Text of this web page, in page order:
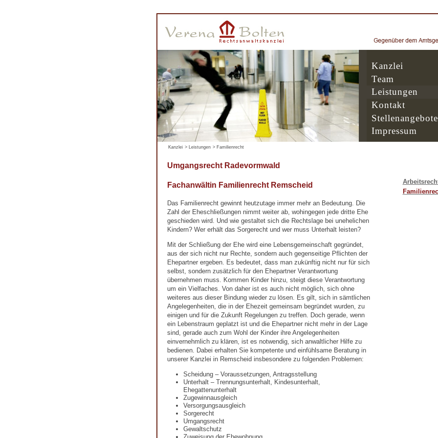
Kanzlei
Team
Leistungen
Kontakt
Stellenangebote
Impressum
Kanzlei > Leistungen > Familienrecht
Umgangsrecht Radevormwald
Fachanwältin Familienrecht Remscheid
Das Familienrecht gewinnt heutzutage immer mehr an Bedeutung. Die
Zahl der Eheschließungen nimmt weiter ab, wohingegen jede dritte Ehe
geschieden wird. Und wie gestaltet sich die Rechtslage bei unehelichen
Kindern? Wer erhält das Sorgerecht und wer muss Unterhalt leisten?
Mit der Schließung der Ehe wird eine Lebensgemeinschaft gegründet,
aus der sich nicht nur Rechte, sondern auch gegenseitige Pflichten der
Ehepartner ergeben. Es bedeutet, dass man zukünftig nicht nur für sich
selbst, sondern zusätzlich für den Ehepartner Verantwortung
übernehmen muss. Kommen Kinder hinzu, steigt diese Verantwortung
um ein Vielfaches. Von daher ist es auch nicht möglich, sich ohne
weiteres aus dieser Bindung wieder zu lösen. Es gilt, sich in sämtlichen
Angelegenheiten, die in der Ehezeit gemeinsam begründet wurden, zu
einigen und für die Zukunft Regelungen zu treffen. Doch gerade, wenn
ein Lebenstraum geplatzt ist und die Ehepartner nicht mehr in der Lage
sind, gerade auch zum Wohl der Kinder ihre Angelegenheiten
einvernehmlich zu klären, ist es notwendig, sich anwaltlicher Hilfe zu
bedienen. Dabei erhalten Sie kompetente und einfühlsame Beratung in
unserer Kanzlei in Remscheid insbesondere zu folgenden Problemen:
Scheidung – Voraussetzungen, Antragsstellung
Unterhalt – Trennungsunterhalt, Kindesunterhalt,
Ehegattenunterhalt
Zugewinnausgleich
Versorgungsausgleich
Sorgerecht
Umgangsrecht
Gewaltschutz